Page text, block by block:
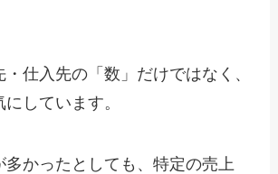
仕入先の「数」だけではなく、
にしています。
多かったとしても、特定の売上